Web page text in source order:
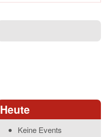
Heute
Keine Events